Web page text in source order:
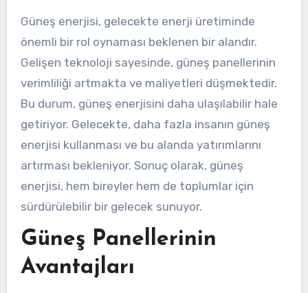
Güneş enerjisi, gelecekte enerji üretiminde
önemli bir rol oynaması beklenen bir alandır.
Gelişen teknoloji sayesinde, güneş panellerinin
verimliliği artmakta ve maliyetleri düşmektedir.
Bu durum, güneş enerjisini daha ulaşılabilir hale
getiriyor. Gelecekte, daha fazla insanın güneş
enerjisi kullanması ve bu alanda yatırımlarını
artırması bekleniyor. Sonuç olarak, güneş
enerjisi, hem bireyler hem de toplumlar için
sürdürülebilir bir gelecek sunuyor.
Güneş Panellerinin
Avantajları